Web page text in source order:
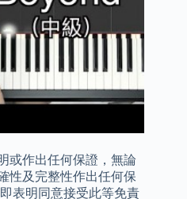
或作出任何保證，無論
性及完整性作出任何保
表明同意接受此等免責